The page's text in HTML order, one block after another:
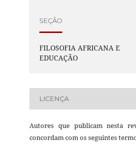
SEÇÃO
FILOSOFIA AFRICANA E
EDUCAÇÃO
LICENÇA
Autores que publicam nesta
concordam com os seguintes